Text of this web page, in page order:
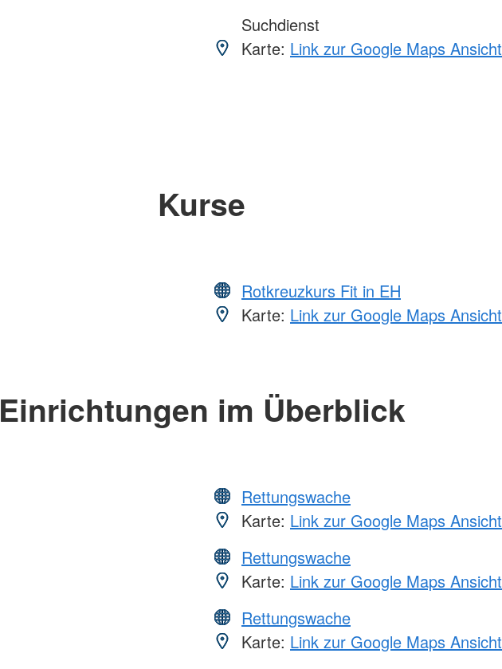
Suchdienst
Karte: Link zur Google Maps Ansicht
Kurse
Rotkreuzkurs Fit in EH
Karte: Link zur Google Maps Ansicht
Einrichtungen im Überblick
Rettungswache
Karte: Link zur Google Maps Ansicht
Rettungswache
Karte: Link zur Google Maps Ansicht
Rettungswache
Karte: Link zur Google Maps Ansicht